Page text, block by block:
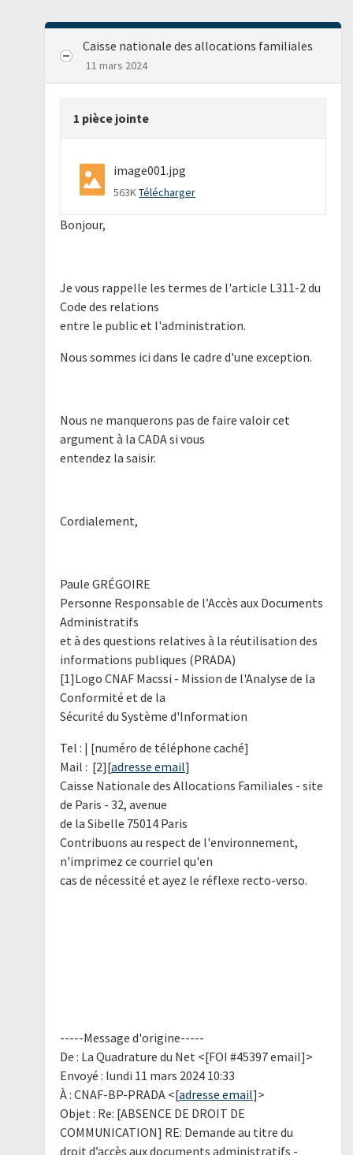
Caisse nationale des allocations familiales
11 mars 2024
1 pièce jointe
image001.jpg
563KTélécharger
Bonjour,
Je vous rappelle les termes de l'article L311-2 du
Code des relations
entre le public et l'administration.
Nous sommes ici dans le cadre d'une exception.
Nous ne manquerons pas de faire valoir cet
argument à la CADA si vous
entendez la saisir.
Cordialement,
Paule GRÉGOIRE
Personne Responsable de l’Accès aux Documents
Administratifs
et à des questions relatives à la réutilisation des
informations publiques (PRADA)
[1]Logo CNAF Macssi - Mission de l'Analyse de la
Conformité et de la
Sécurité du Système d'Information
Tel : | [numéro de téléphone caché]
Mail : [2][adresse email]
Caisse Nationale des Allocations Familiales - site
de Paris - 32, avenue
de la Sibelle 75014 Paris
Contribuons au respect de l'environnement,
n'imprimez ce courriel qu'en
cas de nécessité et ayez le réflexe recto-verso.
-----Message d'origine-----
De : La Quadrature du Net <[FOI #45397 email]>
Envoyé : lundi 11 mars 2024 10:33
À : CNAF-BP-PRADA <[adresse email]>
Objet : Re: [ABSENCE DE DROIT DE
COMMUNICATION] RE: Demande au titre du
droit d’accès aux documents administratifs -